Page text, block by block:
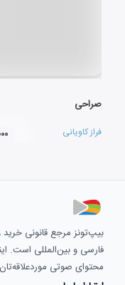
صراحی
فراز کاویانی
بیپ‌تونز مرجع قانونی
فارسی و بین‌المللی است.
محتوای صوتی